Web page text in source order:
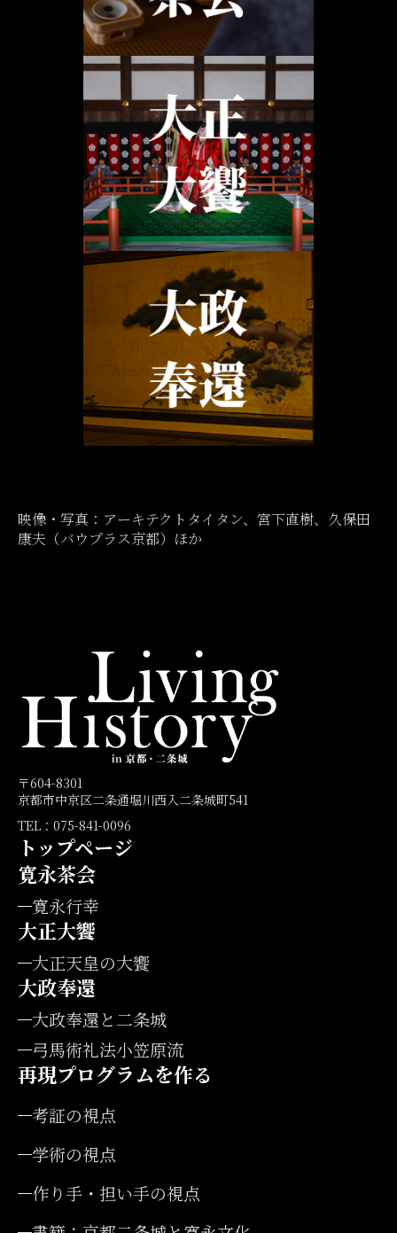
映像・写真：アーキテクトタイタン、宮下直樹、久保田
康夫（バウプラス京都）ほか
〒604-8301
京都市中京区二条通堀川西入二条城町541
TEL：075-841-0096
トップページ
寛永茶会
寛永行幸
大正大饗
大正天皇の大饗
大政奉還
大政奉還と二条城
弓馬術礼法小笠原流
再現プログラムを作る
考証の視点
学術の視点
作り手・担い手の視点